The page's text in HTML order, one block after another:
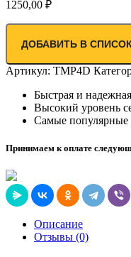
1250,00 ₽
ДОБАВИТЬ В
Артикул: TMP4D
Быстрая и
Высокий уровень
Самые популярные
Принимаем к оплате
Описание
Отзывы (0)